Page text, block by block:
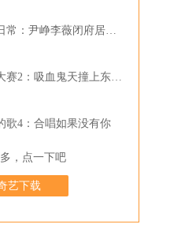
卿卿日常：尹峥李薇闭府居家打牌
喜剧大赛2：吸血鬼天撞上东北波er
歌4：合唱如果没有你
，点一下吧
艺下载